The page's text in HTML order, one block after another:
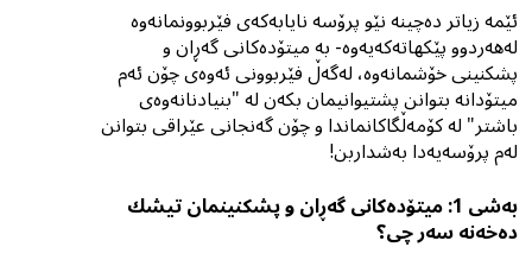
ئێمە زیاتر دەچینە نێو پرۆسە نایابەکەی فێربوونمانەوە
لەهەردوو پێکهاتەکەیەوە- بە میتۆدەکانی گەڕان و
پشکنینی خۆشمانەوە، لەگەڵ فێربوونی ئەوەی چۆن ئەم
میتۆدانە بتوانن پشتیوانیمان بکەن لە "بنیادنانەوەی
باشتر" لە کۆمەڵگاکانماندا و چۆن گەنجانی عێراقی بتوانن
لەم پرۆسەیەدا بەشداربن!
بەشی 1: میتۆدەکانی گەڕان و پشکنینمان تیشك
دەخەنە سەر چی؟